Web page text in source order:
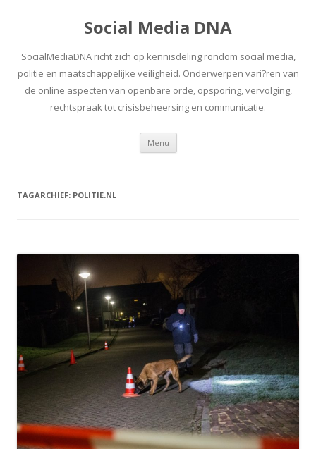
Social Media DNA
SocialMediaDNA richt zich op kennisdeling rondom social media,
politie en maatschappelijke veiligheid. Onderwerpen vari?ren van
de online aspecten van openbare orde, opsporing, vervolging,
rechtspraak tot crisisbeheersing en communicatie.
Menu Spring
inhoud
TAGARCHIEF: POLITIE.NL